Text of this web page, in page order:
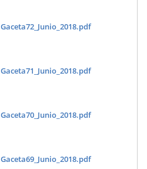
Gaceta72_Junio_2018.pdf
Gaceta71_Junio_2018.pdf
Gaceta70_Junio_2018.pdf
Gaceta69_Junio_2018.pdf